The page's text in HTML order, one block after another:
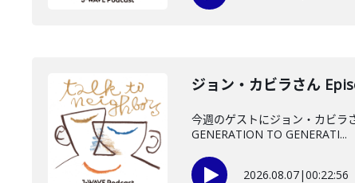
ジョン・カビラさん
今週のゲストにジョン・カビラ
GENERATION TO GENERATI...
2026.08.07|00:22:56